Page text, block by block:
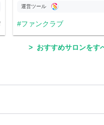
運営ツール
ファンクラブ
おすすめサロンをす